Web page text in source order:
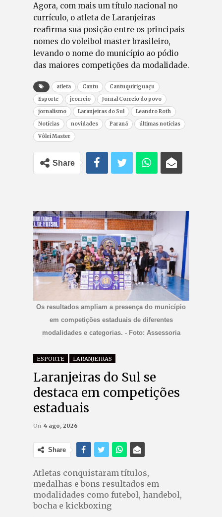
Agora, com mais um título nacional no
currículo, o atleta de Laranjeiras
reafirma sua posição entre os principais
nomes do voleibol master brasileiro,
levando o nome do município ao pódio
das maiores competições da modalidade.
atleta Cantu
Cantuquiriguaçu
Esporte
jcorreio
Jornal Correio do povo
jornalismo
Laranjeiras do Sul
Leandro Roth
Notícias
novidades Paraná
últimas notícias
Vôlei Master
Share
Os resultados ampliam a presença do município
em competições estaduais de diferentes
modalidades e categorias. - Foto: Assessoria
ESPORTE LARANJEIRAS
Laranjeiras do Sul se
destaca em competições
estaduais
On 4 ago, 2026
Share
Atletas conquistaram títulos,
medalhas e bons resultados em
modalidades como futebol, handebol,
bocha e kickboxing